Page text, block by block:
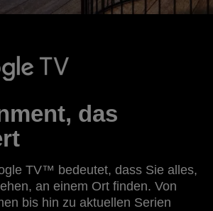
das
TV™ bedeutet, dass Sie alles,
an einem Ort finden. Von
bis hin zu aktuellen Serien